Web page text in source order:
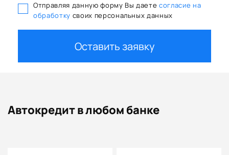
Отправляя данную форму Вы даете согласие на
обработку своих персональных данных
Оставить заявку
Автокредит в любом банке